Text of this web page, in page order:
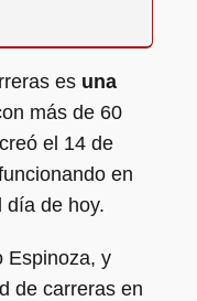
es una
más de 60
el 14 de
en
día de hoy.
Espinoza, y
de carreras en